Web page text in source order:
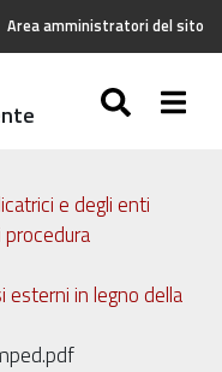
Area amministratori del sito
e degli enti
esterni in legno della